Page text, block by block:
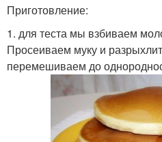
Приготовление:
1. для теста мы взбиваем
Просеиваем муку и
перемешиваем до